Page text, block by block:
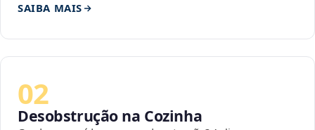
SAIBA MAIS
02
Desobstrução na Cozinha